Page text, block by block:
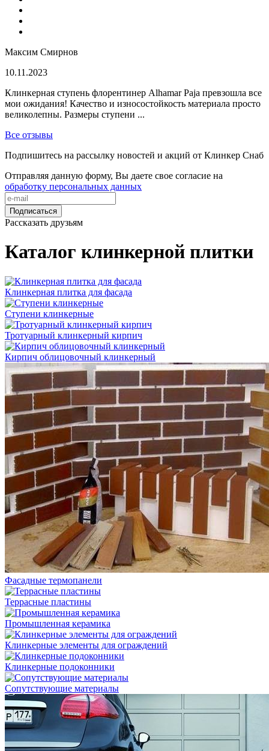
Максим Смирнов
10.11.2023
Клинкерная ступень флорентинер Alhamar Paja превзошла все
мои ожидания! Качество и износостойкость материала просто
великолепны. Размеры ступени ...
Все отзывы
Подпишитесь на рассылку новостей и акций от Клинкер Снаб
Отправляя данную форму, Вы даете свое согласие на
обработку персональных данных
Подписаться
Рассказать друзьям
Каталог клинкерной плитки
Клинкерная плитка для фасада
Ступени клинкерные
Тротуарный клинкерный кирпич
Кирпич облицовочный клинкерный
Фасадные термопанели
Террасные пластины
Промышленная керамика
Клинкерные элементы для ограждений
Клинкерные подоконники
Сопутствующие материалы